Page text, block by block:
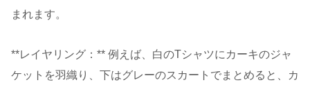
まれます。
**レイヤリング：** 例えば、白のTシャツにカーキのジャ
ケットを羽織り、下はグレーのスカートでまとめると、カ